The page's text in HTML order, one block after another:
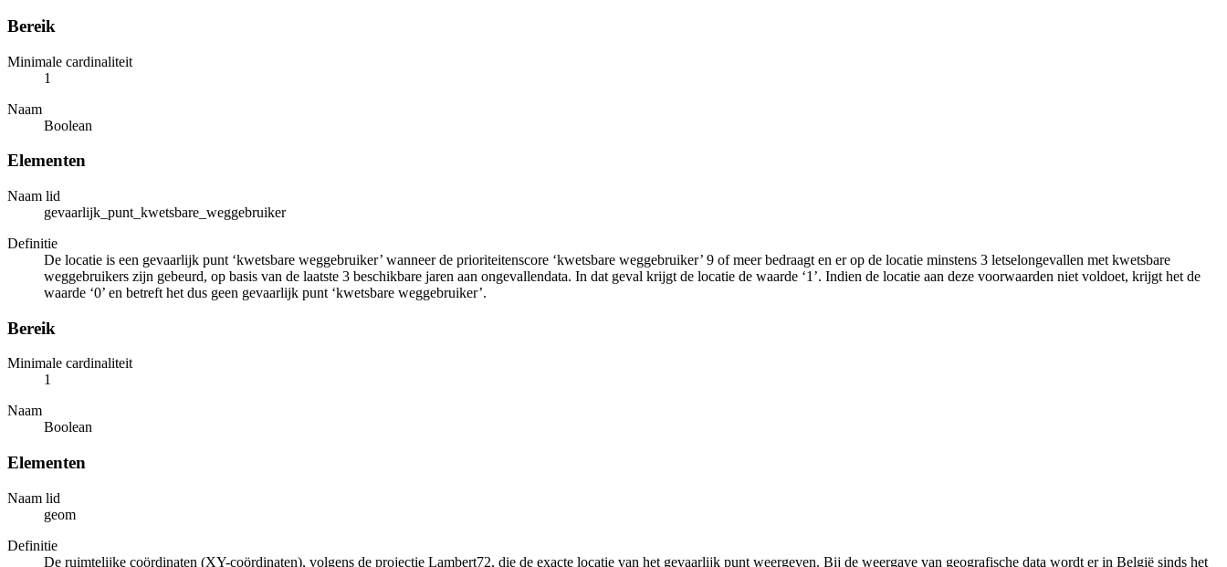
Bereik
Minimale cardinaliteit
1
Naam
Boolean
Elementen
Naam lid
gevaarlijk_punt_kwetsbare_weggebruiker
Definitie
De locatie is een gevaarlijk punt ‘kwetsbare weggebruiker’ wanneer de prioriteitenscore ‘kwetsbare weggebruiker’ 9 of meer bedraagt en er op de locatie minstens 3 letselongevallen met kwetsbare
weggebruikers zijn gebeurd, op basis van de laatste 3 beschikbare jaren aan ongevallendata. In dat geval krijgt de locatie de waarde ‘1’. Indien de locatie aan deze voorwaarden niet voldoet, krijgt het de
waarde ‘0’ en betreft het dus geen gevaarlijk punt ‘kwetsbare weggebruiker’.
Bereik
Minimale cardinaliteit
1
Naam
Boolean
Elementen
Naam lid
geom
Definitie
De ruimtelijke coördinaten (XY-coördinaten), volgens de projectie Lambert72, die de exacte locatie van het gevaarlijk punt weergeven. Bij de weergave van geografische data wordt er in België sinds het